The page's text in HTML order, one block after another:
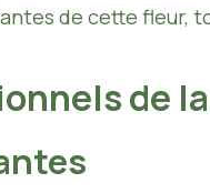
de cette fleur,
de